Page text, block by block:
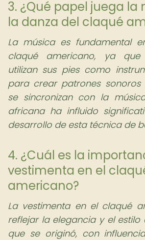
3. ¿Qué papel juega la
la danza del claqué
La música es fundamental
claqué americano, ya que
utilizan sus pies como
para crear patrones sonoros
se sincronizan con la
africana ha influido
desarrollo de esta técnica de
4. ¿Cuál es la
vestimenta en el
americano?
La vestimenta en el claqué
reflejar la elegancia y el
que se originó, con